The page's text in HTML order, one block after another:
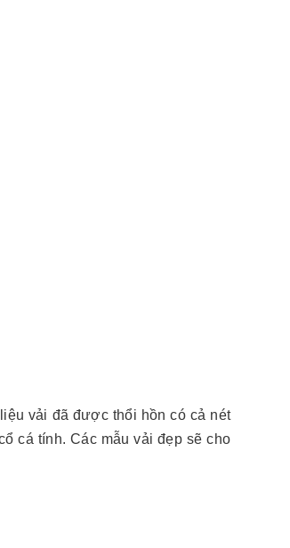
vải đã được thổi hồn có cả nét
cá tính. Các mẫu vải đẹp sẽ cho